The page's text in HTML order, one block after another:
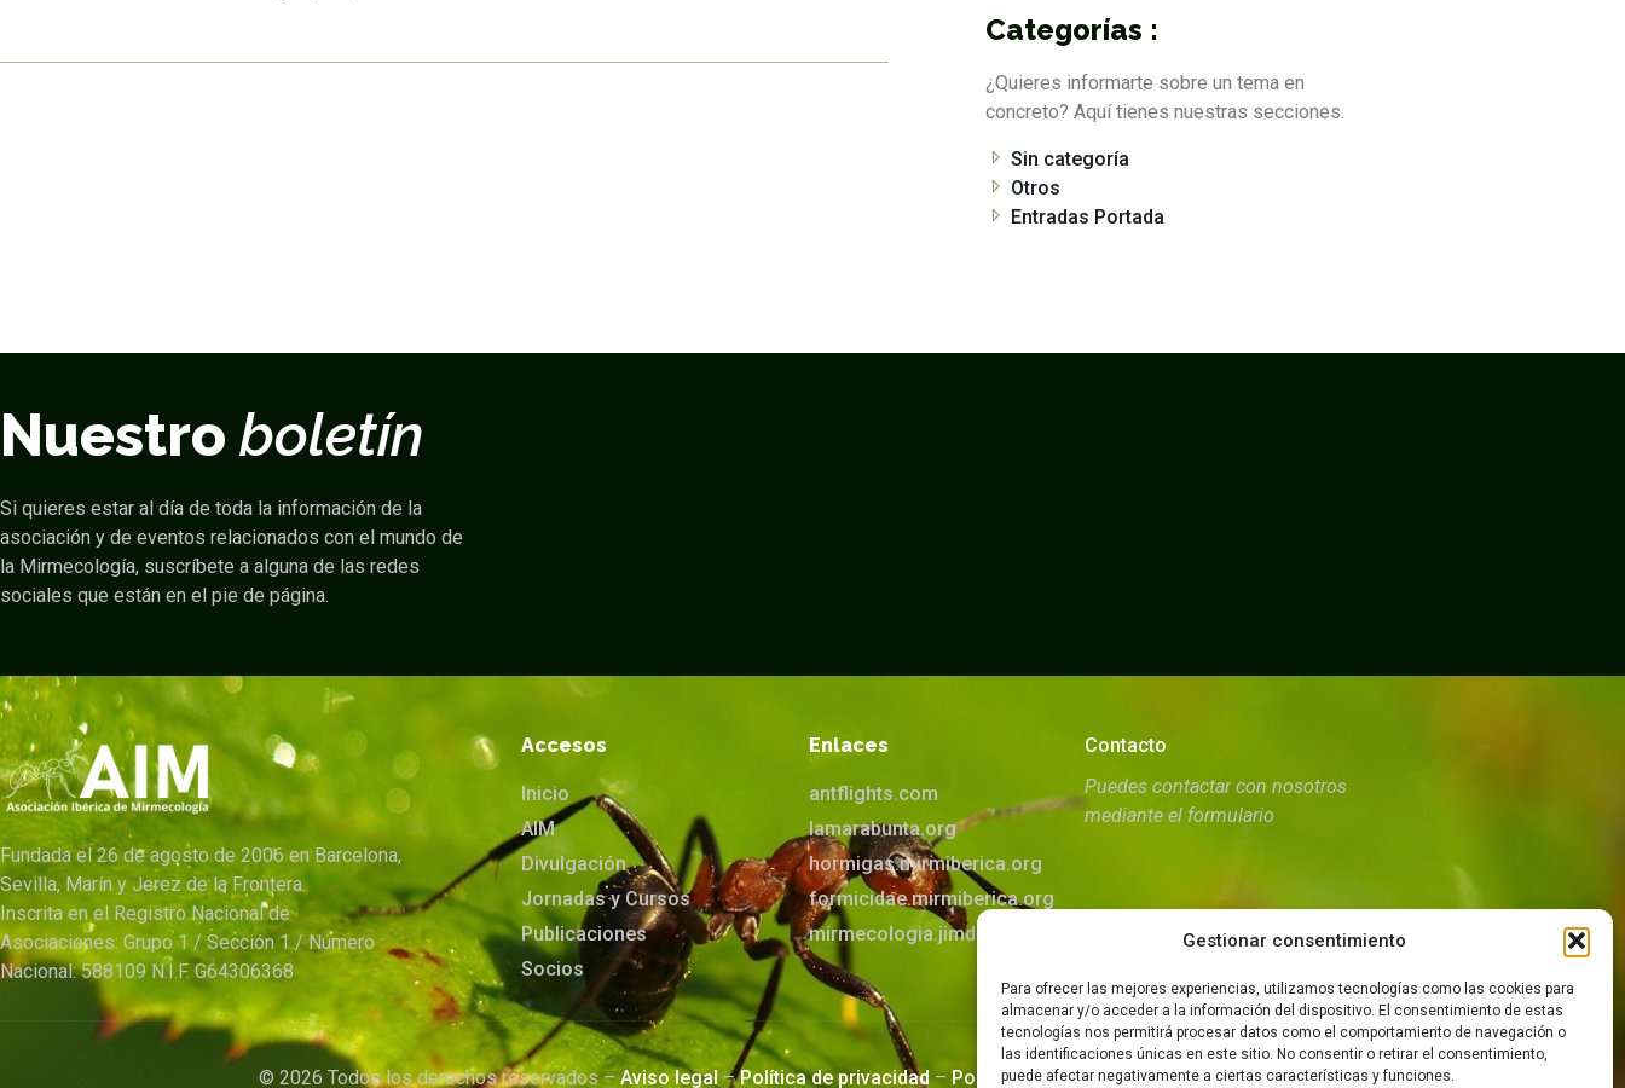
Gestionar consentimiento
Para ofrecer las mejores experiencias, utilizamos tecnologías como las cookies para
almacenar y/o acceder a la información del dispositivo. El consentimiento de estas
tecnologías nos permitirá procesar datos como el comportamiento de navegación o
las identificaciones únicas en este sitio. No consentir o retirar el consentimiento,
puede afectar negativamente a ciertas características y funciones.
Categorías :
¿Quieres informarte sobre un tema en
concreto? Aquí tienes nuestras secciones.
Sin categoría
Otros
Entradas Portada
Nuestro boletín
Si quieres estar al día de toda la información de la
asociación y de eventos relacionados con el mundo de
la Mirmecología, suscríbete a alguna de las redes
sociales que están en el pie de página.
Fundada el 26 de agosto de 2006 en Barcelona,
Sevilla, Marín y Jerez de la Frontera.
Inscrita en el Registro Nacional de
Asociaciones: Grupo 1 / Sección 1 / Número
Nacional: 588109 N.I.F. G64306368
Accesos
Inicio
AIM
Divulgación
Jornadas y Cursos
Publicaciones
Socios
Enlaces
antflights.com
lamarabunta.org
hormigas.mirmiberica.org
formicidae.mirmiberica.org
mirmecologia.jimdofree.com
Contacto
Puedes contactar con nosotros
mediante el formulario
© 2026 Todos los derechos reservados –Aviso legal –Política de privacidad – Política de cookies